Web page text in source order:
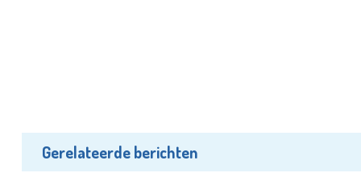
Gerelateerde berichten